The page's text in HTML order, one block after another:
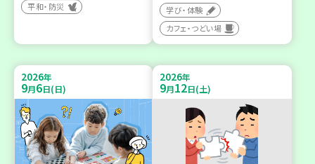
平和・防災
学び・体験
カフェ・つどい場
2026年
9月6日(日)
2026年
9月12日(土)